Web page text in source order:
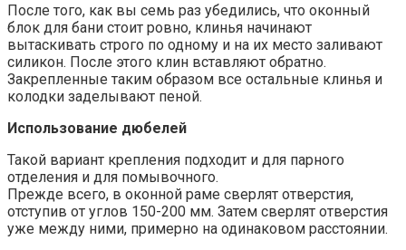
После того, как вы семь раз убедились, что оконный
блок для бани стоит ровно, клинья начинают
вытаскивать строго по одному и на их место заливают
силикон. После этого клин вставляют обратно.
Закрепленные таким образом все остальные клинья и
колодки заделывают пеной.
Использование дюбелей
Такой вариант крепления подходит и для парного
отделения и для помывочного.
Прежде всего, в оконной раме сверлят отверстия,
отступив от углов 150-200 мм. Затем сверлят отверстия
уже между ними, примерно на одинаковом расстоянии.